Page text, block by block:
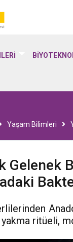
Yaşam Bilimleri
Gelenek
ritüeli,